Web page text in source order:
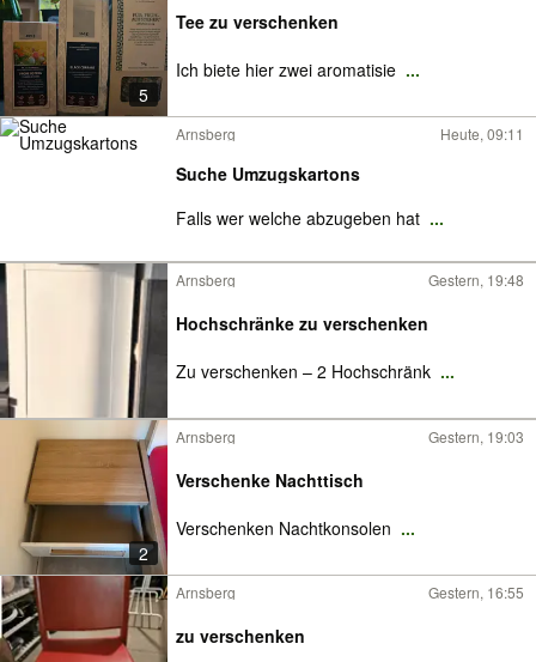
5
Tee zu verschenken
Ich biete hier zwei aromatisie ...
Arnsberg Heute, 09:11
Suche Umzugskartons
Falls wer welche abzugeben hat ...
Arnsberg Gestern, 19:48
Hochschränke zu verschenken
Zu verschenken – 2 Hochschränk ...
2
Arnsberg Gestern, 19:03
Verschenke Nachttisch
Verschenken Nachtkonsolen ...
Arnsberg Gestern, 16:55
zu verschenken